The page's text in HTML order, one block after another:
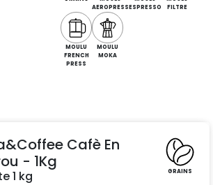
AEROPRESSESPRESSO
FILTRE
MOULU
FRENCH
PRESS
MOULU
MOKA
GRAINS
Cafè En
- 1Kg
1 kg